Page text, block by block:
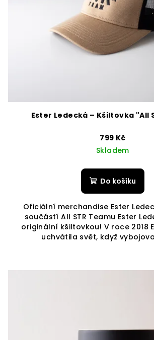
Ester Ledecká – Kšiltovka "All
799 Kč
Skladem
Do košíku
Oficiální merchandise Ester
součástí All STR Teamu Ester
originální kšiltovkou! V roce 2018
uchvátila svět, když